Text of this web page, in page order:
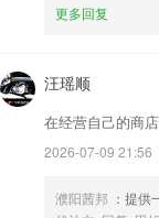
更多回复
汪瑶顺
在经营自己的商
2026-07-09 21:56
濮阳茜邦 ：提